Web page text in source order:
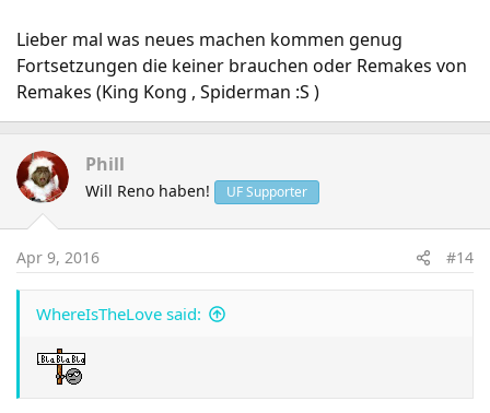
Lieber mal was neues machen kommen genug
Fortsetzungen die keiner brauchen oder Remakes von
Remakes (King Kong , Spiderman :S )
Phill
Will Reno haben! UF Supporter
Apr 9, 2016 #14
WhereIsTheLove said: